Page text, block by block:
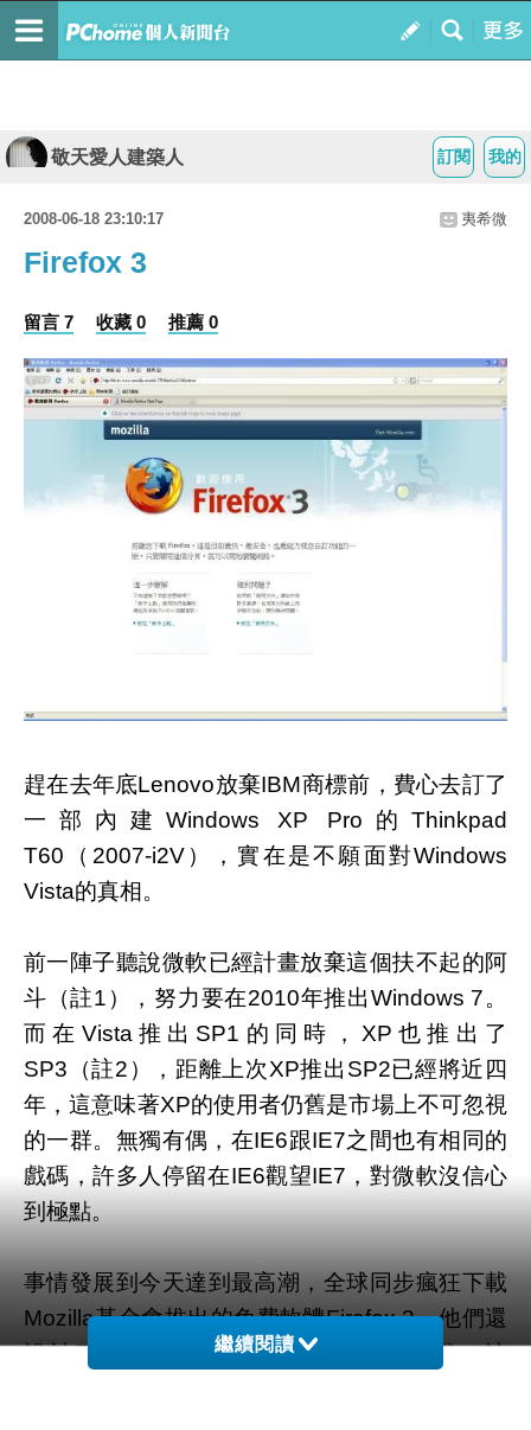
我的
訂閱
敬天愛人建築人
2008-06-18 23:10:17 夷希微
Firefox 3
留言 7 收藏 0 推薦 0
趕在去年底Lenovo放棄IBM商標前，費心去訂了
一部內建Windows XP Pro的Thinkpad
T60（2007-i2V），實在是不願面對Windows
Vista的真相。
前一陣子聽說微軟已經計畫放棄這個扶不起的阿
斗（註1），努力要在2010年推出Windows 7。
而在Vista推出SP1的同時，XP也推出了
SP3（註2），距離上次XP推出SP2已經將近四
年，這意味著XP的使用者仍舊是市場上不可忽視
的一群。無獨有偶，在IE6跟IE7之間也有相同的
戲碼，許多人停留在IE6觀望IE7，對微軟沒信心
到極點。
事情發展到今天達到最高潮，全球同步瘋狂下載
Mozilla基金會推出的免費軟體Firefox 3，他們還
設計了一個打破金氏世界記錄的小遊戲（註
繼續閱讀